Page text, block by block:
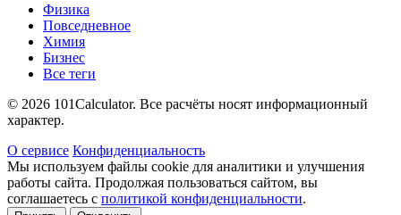
Физика
Повседневное
Химия
Бизнес
Все теги
© 2026 101Calculator. Все расчёты носят информационный
характер.
О сервисе Конфиденциальность
Мы используем файлы cookie для аналитики и улучшения
работы сайта. Продолжая пользоваться сайтом, вы
соглашаетесь с политикой конфиденциальности.